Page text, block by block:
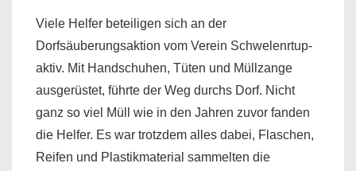
Viele Helfer beteiligen sich an der
Dorfsäuberungsaktion vom Verein Schwelenrtup-
aktiv. Mit Handschuhen, Tüten und Müllzange
ausgerüstet, führte der Weg durchs Dorf. Nicht
ganz so viel Müll wie in den Jahren zuvor fanden
die Helfer. Es war trotzdem alles dabei, Flaschen,
Reifen und Plastikmaterial sammelten die